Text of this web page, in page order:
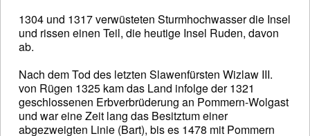
1304 und 1317 verwüsteten Sturmhochwasser die Insel
und rissen einen Teil, die heutige Insel Ruden, davon
ab.
Nach dem Tod des letzten Slawenfürsten Wizlaw III.
von Rügen 1325 kam das Land infolge der 1321
geschlossenen Erbverbrüderung an Pommern-Wolgast
und war eine Zeit lang das Besitztum einer
abgezweigten Linie (Bart), bis es 1478 mit Pommern